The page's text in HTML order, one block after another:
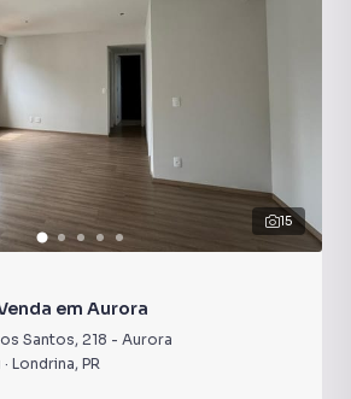
15
em Aurora
Santos, 218 - Aurora
· Londrina, PR